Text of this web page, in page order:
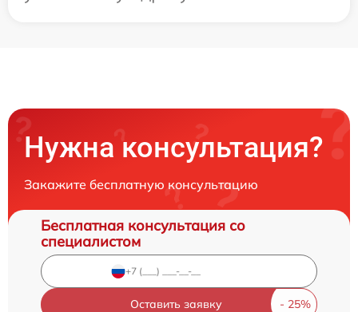
Нужна консультация?
Закажите бесплатную консультацию
Бесплатная консультация со
специалистом
Оставить заявку